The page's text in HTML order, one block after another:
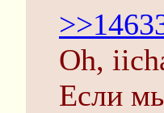
Oh,
Если